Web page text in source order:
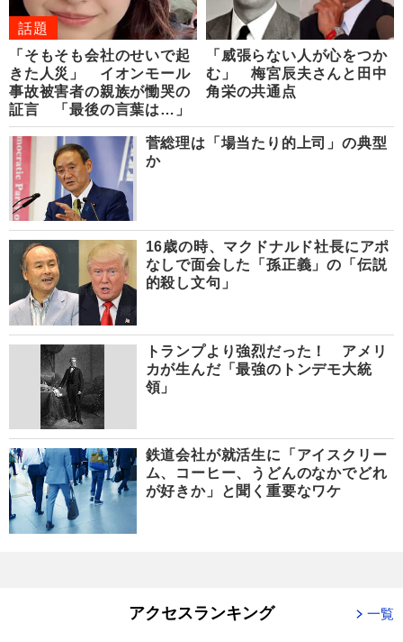
話題
「そもそも会社のせいで起
きた人災」 イオンモール
事故被害者の親族が慟哭の
証言 「最後の言葉は…」
「威張らない人が心をつか
む」 梅宮辰夫さんと田中
角栄の共通点
菅総理は「場当たり的上司」の典型
か
16歳の時、マクドナルド社長にアポ
なしで面会した「孫正義」の「伝説
的殺し文句」
トランプより強烈だった！ アメリ
カが生んだ「最強のトンデモ大統
領」
鉄道会社が就活生に「アイスクリー
ム、コーヒー、うどんのなかでどれ
が好きか」と聞く重要なワケ
アクセスランキング 一覧